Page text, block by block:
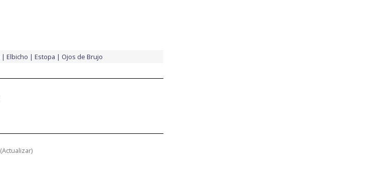
Elbicho Estopa Ojos de Brujo
(Actualizar)